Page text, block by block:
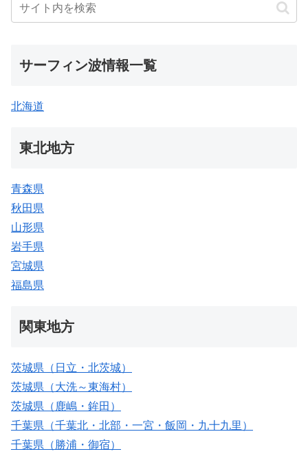
サーフィン波情報一覧
北海道
東北地方
青森県
秋田県
山形県
岩手県
宮城県
福島県
関東地方
茨城県（日立・北茨城）
茨城県（大洗～東海村）
茨城県（鹿嶋・鉾田）
千葉県（千葉北・北部・一宮・飯岡・九十九里）
千葉県（勝浦・御宿）